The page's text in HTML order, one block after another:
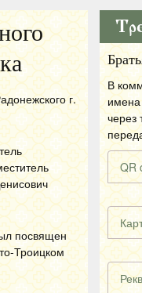
г.
посвящен
Троицком
В
через
QR